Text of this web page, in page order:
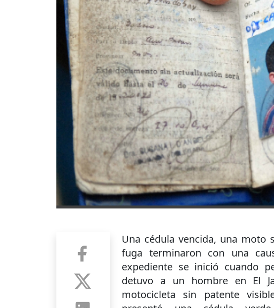
Una cédula vencida, una
fuga terminaron con una
expediente se inició cuando
detuvo a un hombre en El
motocicleta sin patente